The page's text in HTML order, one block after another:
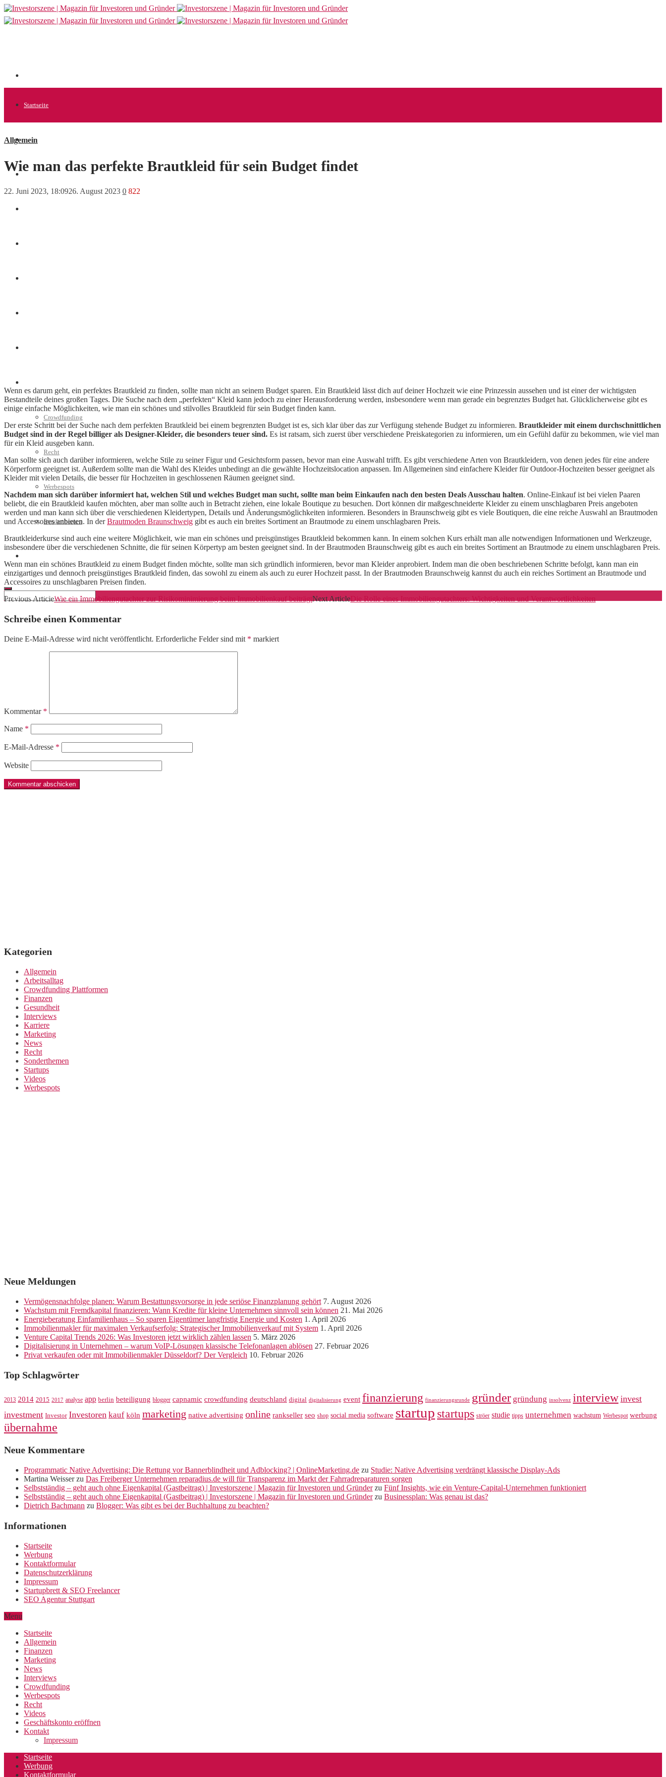
Startseite
Allgemein
Crowdfunding
Recht
Werbespots
Sonderthemen
Allgemein
Wie man das perfekte Brautkleid für sein Budget findet
22. Juni 2023, 18:0926. August 2023 0 822
Wenn es darum geht, ein perfektes Brautkleid zu finden, sollte man nicht an seinem Budget sparen. Ein Brautkleid lässt dich auf deiner Hochzeit wie eine Prinzessin aussehen und ist einer der wichtigsten
Bestandteile deines großen Tages. Die Suche nach dem „perfekten“ Kleid kann jedoch zu einer Herausforderung werden, insbesondere wenn man gerade ein begrenztes Budget hat. Glücklicherweise gibt es
einige einfache Möglichkeiten, wie man ein schönes und stilvolles Brautkleid für sein Budget finden kann.
Der erste Schritt bei der Suche nach dem perfekten Brautkleid bei einem begrenzten Budget ist es, sich klar über das zur Verfügung stehende Budget zu informieren. Brautkleider mit einem durchschnittlichen
Budget sind in der Regel billiger als Designer-Kleider, die besonders teuer sind. Es ist ratsam, sich zuerst über verschiedene Preiskategorien zu informieren, um ein Gefühl dafür zu bekommen, wie viel man
für ein Kleid ausgeben kann.
Man sollte sich auch darüber informieren, welche Stile zu seiner Figur und Gesichtsform passen, bevor man eine Auswahl trifft. Es gibt verschiedene Arten von Brautkleidern, von denen jedes für eine andere
Körperform geeignet ist. Außerdem sollte man die Wahl des Kleides unbedingt an die gewählte Hochzeitslocation anpassen. Im Allgemeinen sind einfachere Kleider für Outdoor-Hochzeiten besser geeignet als
Kleider mit vielen Details, die besser für Hochzeiten in geschlossenen Räumen geeignet sind.
Nachdem man sich darüber informiert hat, welchen Stil und welches Budget man sucht, sollte man beim Einkaufen nach den besten Deals Ausschau halten. Online-Einkauf ist bei vielen Paaren
beliebt, die ein Brautkleid kaufen möchten, aber man sollte auch in Betracht ziehen, eine lokale Boutique zu besuchen. Dort können dir maßgeschneiderte Kleider zu einem unschlagbaren Preis angeboten
werden und man kann sich über die verschiedenen Kleidertypen, Details und Änderungsmöglichkeiten informieren. Besonders in Braunschweig gibt es viele Boutiquen, die eine reiche Auswahl an Brautmoden
und Accessoires anbieten. In derBrautmoden Braunschweig gibt es auch ein breites Sortiment an Brautmode zu einem unschlagbaren Preis.
Brautkleiderkurse sind auch eine weitere Möglichkeit, wie man ein schönes und preisgünstiges Brautkleid bekommen kann. In einem solchen Kurs erhält man alle notwendigen Informationen und Werkzeuge,
insbesondere über die verschiedenen Schnitte, die für seinen Körpertyp am besten geeignet sind. In der Brautmoden Braunschweig gibt es auch ein breites Sortiment an Brautmode zu einem unschlagbaren Preis.
Wenn man ein schönes Brautkleid zu einem Budget finden möchte, sollte man sich gründlich informieren, bevor man Kleider anprobiert. Indem man die oben beschriebenen Schritte befolgt, kann man ein
einzigartiges und dennoch preisgünstiges Brautkleid finden, das sowohl zu einem als auch zu eurer Hochzeit passt. In der Brautmoden Braunschweig kannst du auch ein reiches Sortiment an Brautmode und
Accessoires zu unschlagbaren Preisen finden.
Previous ArticleWie ein Immobiliengutachter zur Risikominimierung beim Immobilienkauf beiträgt Next Article Die Rolle eines Immobiliengutachters: Wichtigkeiten und Verantwortlichkeiten
Schreibe einen Kommentar
Deine E-Mail-Adresse wird nicht veröffentlicht. Erforderliche Felder sind mit * markiert
Kommentar *
Name *
E-Mail-Adresse *
Website
Kategorien
Allgemein
Arbeitsalltag
Crowdfunding Plattformen
Finanzen
Gesundheit
Interviews
Karriere
Marketing
News
Recht
Sonderthemen
Startups
Videos
Werbespots
Neue Meldungen
Vermögensnachfolge planen: Warum Bestattungsvorsorge in jede seriöse Finanzplanung gehört 7. August 2026
Wachstum mit Fremdkapital finanzieren: Wann Kredite für kleine Unternehmen sinnvoll sein können 21. Mai 2026
Energieberatung Einfamilienhaus – So sparen Eigentümer langfristig Energie und Kosten 1. April 2026
Immobilienmakler für maximalen Verkaufserfolg: Strategischer Immobilienverkauf mit System 1. April 2026
Venture Capital Trends 2026: Was Investoren jetzt wirklich zählen lassen 5. März 2026
Digitalisierung in Unternehmen – warum VoIP-Lösungen klassische Telefonanlagen ablösen 27. Februar 2026
Privat verkaufen oder mit Immobilienmakler Düsseldorf? Der Vergleich 10. Februar 2026
Top Schlagwörter
2013 2014 2015 2017 analyse app berlin beteiligung blogger capnamic crowdfunding deutschland digital digitalisierung event finanzierung finanzierungsrunde gründer gründung insolvenz interview invest
investment Investor Investoren kauf köln marketing native advertising online rankseller seo shop social media software startup startups ströer studie tipps unternehmen wachstum Werbespot werbung
übernahme
Neue Kommentare
Programmatic Native Advertising: Die Rettung vor Bannerblindheit und Adblocking? | OnlineMarketing.de zu Studie: Native Advertising verdrängt klassische Display-Ads
Martina Weisserzu Das Freiberger Unternehmen reparadius.de will für Transparenz im Markt der Fahrradreparaturen sorgen
Selbstständig – geht auch ohne Eigenkapital (Gastbeitrag) | Investorszene | Magazin für Investoren und Gründerzu Fünf Insights, wie ein Venture-Capital-Unternehmen funktioniert
Selbstständig – geht auch ohne Eigenkapital (Gastbeitrag) | Investorszene | Magazin für Investoren und Gründerzu Businessplan: Was genau ist das?
Dietrich Bachmann zu Blogger: Was gibt es bei der Buchhaltung zu beachten?
Informationen
Startseite
Werbung
Kontaktformular
Datenschutzerklärung
Impressum
Startupbrett & SEO Freelancer
SEO Agentur Stuttgart
Menu
Startseite
Allgemein
Finanzen
Marketing
News
Interviews
Crowdfunding
Werbespots
Recht
Videos
Geschäftskonto eröffnen
Kontakt
Impressum
Startseite
Werbung
Kontaktformular